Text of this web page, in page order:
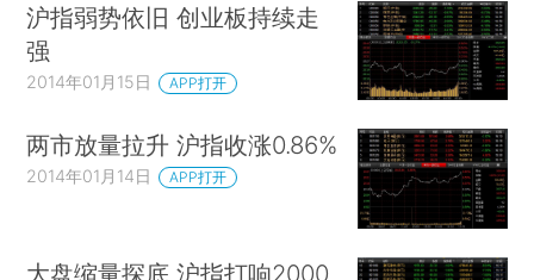
沪指弱势依旧 创业板持续走
强
2014年01月15日 APP打开
两市放量拉升 沪指收涨0.86%
2014年01月14日 APP打开
大盘缩量探底 沪指打响2000